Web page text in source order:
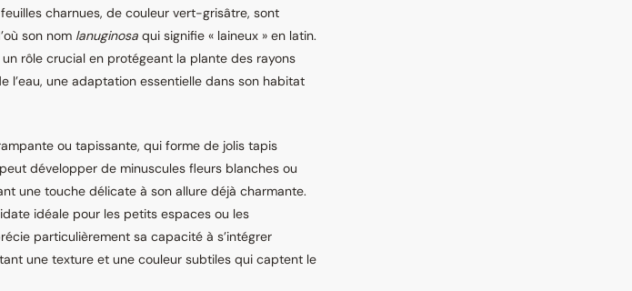
charnues, de couleur vert-grisâtre, sont
son nom lanuginosa qui signifie « laineux » en latin.
rôle crucial en protégeant la plante des rayons
l’eau, une adaptation essentielle dans son habitat
ou tapissante, qui forme de jolis tapis
développer de minuscules fleurs blanches ou
une touche délicate à son allure déjà charmante.
idéale pour les petits espaces ou les
particulièrement sa capacité à s’intégrer
une texture et une couleur subtiles qui captent le